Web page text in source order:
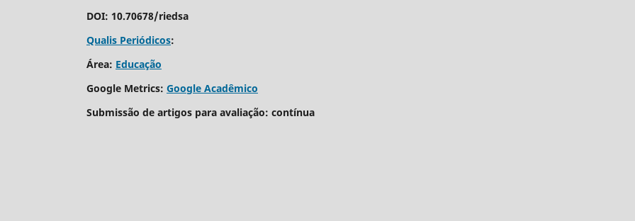
DOI: 10.70678/riedsa
Qualis Periódicos:
Área: Educação
Google Metrics: Google Acadêmico
Submissão de artigos para avaliação: contínua